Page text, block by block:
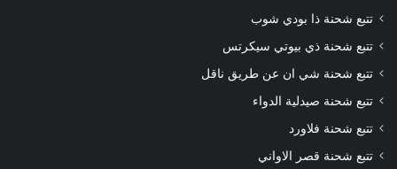
تتبع شحنة ذا بودي شوب
تتبع شحنة ذي بيوتي سيكرتس
تتبع شحنة شي ان عن طريق ناقل
تتبع شحنة صيدلية الدواء
تتبع شحنة فلاورد
تتبع شحنة قصر الاواني